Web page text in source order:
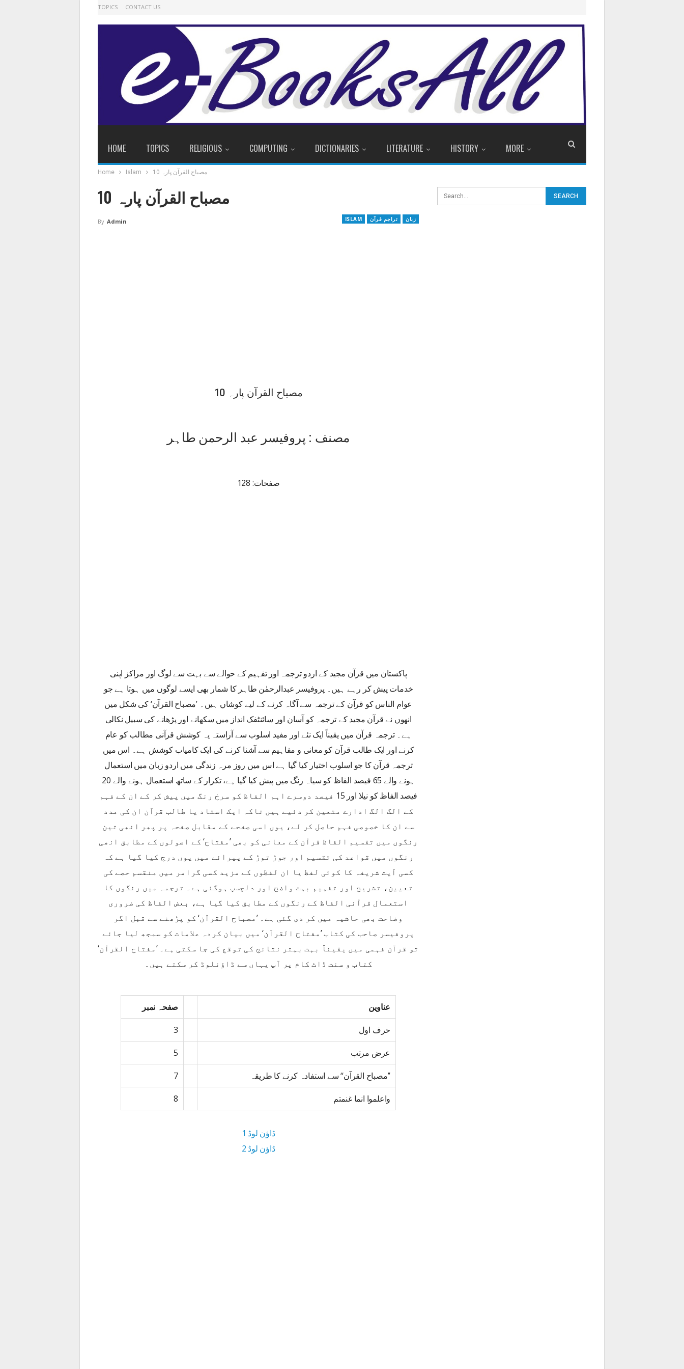
TOPICS CONTACT US
HOME TOPICS RELIGIOUS COMPUTING DICTIONARIES LITERATURE HISTORY MORE
Home Islam مصباح القرآن پارہ 10
مصباح القرآن پارہ 10
ISLAM تراجم قرآن زبان By Admin
مصباح القرآن پارہ 10
مصنف : پروفیسر عبد الرحمن طاہر
صفحات: 128
پاکستان میں قرآن مجید کے اردو ترجمہ اور تفہیم کے حوالے سے بہت سے لوگ اور مراکز اپنی
خدمات پیش کر رہے ہیں۔ پروفیسر عبدالرحمٰن طاہر کا شمار بھی ایسے لوگوں میں ہوتا ہے جو
عوام الناس کو قرآن کے ترجمہ سے آگاہ کرنے کے لیے کوشاں ہیں۔ ’مصباح القرآن‘ کی شکل میں
انھوں نے قرآن مجید کے ترجمہ کو آسان اور سائنٹفک انداز میں سکھانے اور پڑھانے کی سبیل نکالی
ہے۔ ترجمہ قرآن میں یقیناً ایک نئے اور مفید اسلوب سے آراستہ یہ کوشش قرآنی مطالب کو عام
کرنے اور ایک طالب قرآن کو معانی و مفاہیم سے آشنا کرنے کی ایک کامیاب کوشش ہے۔ اس میں
ترجمہ قرآن کا جو اسلوب اختیار کیا گیا ہے اس میں روز مرہ زندگی میں اردو زبان میں استعمال
ہونے والے 65 فیصد الفاظ کو سیاہ رنگ میں پیش کیا گیا ہے، تکرار کے ساتھ استعمال ہونے والے 20
فیصد الفاظ کو نیلا اور 15 فیصد دوسرے اہم الفاظ کو سرخ رنگ میں پیش کر کے ان کے فہم
کے الگ الگ ادارے متعین کر دئیے ہیں تاکہ ایک استاد یا طالب قرآن ان کی مدد
سے ان کا خصوصی فہم حاصل کر لے، یوں اسی صفحے کے مقابل صفحہ پر پھر انھی تین
رنگوں میں تقسیم الفاظ قرآن کے معانی کو بھی ’مفتاح‘ کے اصولوں کے مطابق انھی
رنگوں میں قواعد کی تقسیم اور جوڑ توڑ کے پیرائے میں یوں درج کیا گیا ہے کہ
کسی آیت شریفہ کا کوئی لفظ یا ان لفظوں کے مزید کسی گرامر میں منقسم حصے کی
تعیین، تشریح اور تفہیم بہت واضح اور دلچسپ ہوگئی ہے۔ ترجمہ میں رنگوں کا
استعمال قرآنی الفاظ کے رنگوں کے مطابق کیا گیا ہے، بعض الفاظ کی ضروری
وضاحت بھی حاشیہ میں کر دی گئی ہے۔ ’مصباح القرآن‘ کو پڑھنے سے قبل اگر
پروفیسر صاحب کی کتاب ’مفتاح القرآن‘ میں بیان کردہ علامات کو سمجھ لیا جائے
تو قرآن فہمی میں یقیناً بہت بہتر نتائج کی توقع کی جا سکتی ہے۔ ’مفتاح القرآن‘
کتاب و سنت ڈاٹ کام پر آپ یہاں سے ڈاؤنلوڈ کر سکتے ہیں۔
عناوین صفحہ نمبر
حرف اول 3
عرض مرتب 5
’’مصباح القرآن‘‘ سے استفادہ کرنے کا طریقہ 7
واعلموا انما غنمتم 8
ڈاؤن لوڈ 1
ڈاؤن لوڈ 2